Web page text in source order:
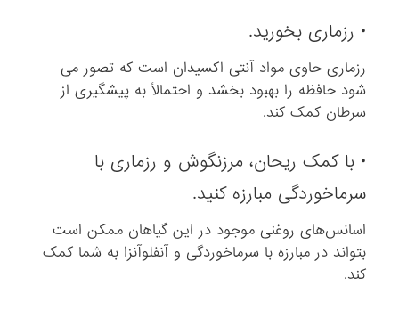
• رزماری بخورید.
رزماری حاوی مواد آنتی ‌اکسیدان است که تصور می
‌شود حافظه را بهبود بخشد و احتمالاً به پیشگیری از
سرطان کمک کند.
• با کمک ریحان، مرزنگوش و رزماری با
سرماخوردگی مبارزه کنید.
اسانس‌های روغنی موجود در این گیاهان ممکن است
بتواند در مبارزه با سرماخوردگی و آنفلوآنزا به شما کمک
کند.